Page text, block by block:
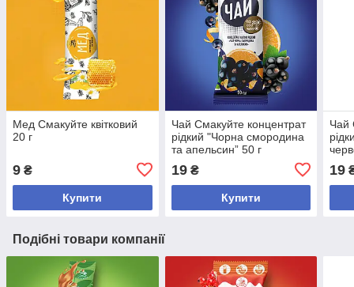
Мед Смакуйте квітковий
20 г
9 ₴
Купити
Чай Смакуйте концентрат
рідкий "Чорна смородина
та апельсин” 50 г
19₴
Купити
Чай
19
Подібні товари компанії